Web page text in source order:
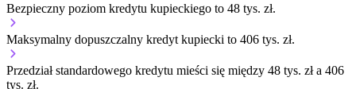
Bezpieczny poziom kredytu kupieckiego to 48 tys. zł.
Maksymalny dopuszczalny kredyt kupiecki to 406 tys. zł.
Przedział standardowego kredytu mieści się między 48 tys. zł a 406
tys. zł.